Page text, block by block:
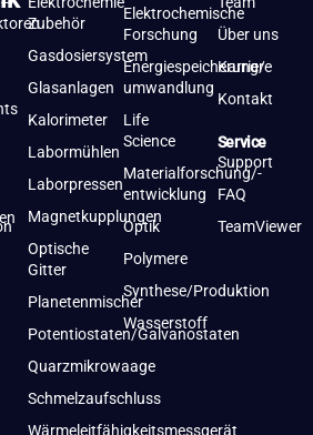
Zubehör
Gasdosiersystem
Glasanlagen
Kalorimeter
Labormühlen
Laborpressen
Magnetkupplungen
Optische
Gitter
Planetenmischer
Potentiostaten/Galvanostaten
Quarzmikrowaage
Schmelzaufschluss
Wärmeleitfähigkeitsmessgerät
Elektrochemische
Forschung
Energiespeicherung/-
umwandlung
Life
Science
Materialforschung/-
entwicklung
Optik
Polymere
Synthese/Produktion
Wasserstoff
Über uns
Karriere
Kontakt
Service
Support
FAQ
TeamViewer